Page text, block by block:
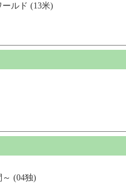
ルド (13米)
(04独)